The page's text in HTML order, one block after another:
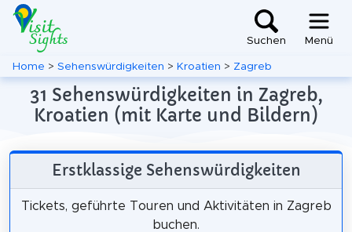
Suchen Menü
Home > Sehenswürdigkeiten > Kroatien > Zagreb
31 Sehenswürdigkeiten in Zagreb,
Kroatien (mit Karte und Bildern)
Erstklassige Sehenswürdigkeiten
Tickets, geführte Touren und Aktivitäten in Zagreb
buchen.